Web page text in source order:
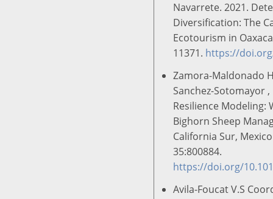
Navarrete. 2021.
Diversification: The
Ecotourism in
11371. https://
Zamora-Maldonado
Sanchez-Sotomayor ,
Resilience Modeling:
Bighorn Sheep
California Sur,
35:800884.
https://doi.org/
Avila-Foucat V.S